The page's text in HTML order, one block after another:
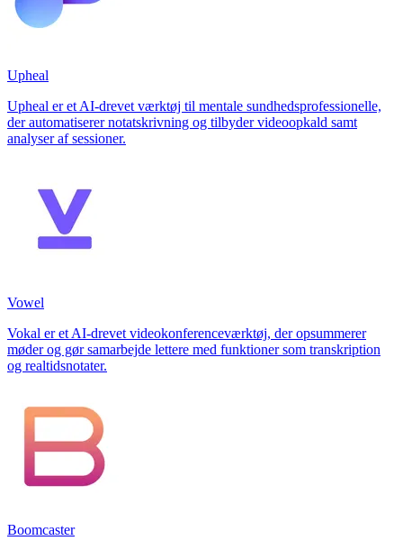
Upheal
Upheal er et AI-drevet værktøj til mentale sundhedsprofessionelle,
der automatiserer notatskrivning og tilbyder videoopkald samt
analyser af sessioner.
Vowel
Vokal er et AI-drevet videokonferenceværktøj, der opsummerer
møder og gør samarbejde lettere med funktioner som transkription
og realtidsnotater.
Boomcaster